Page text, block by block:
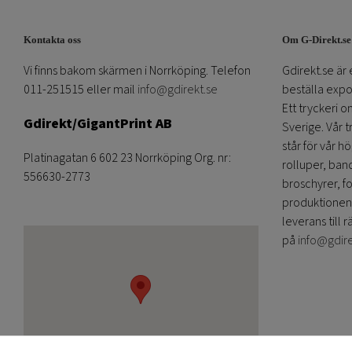
Kontakta oss
Vi finns bakom skärmen i Norrköping. Telefon
011-251515 eller mail info@gdirekt.se
Gdirekt/GigantPrint AB
Platinagatan 6 602 23 Norrköping Org. nr:
556630-2773
Om G-Direkt.se
Gdirekt.se
beställa
Ett tryckeri
Sverige. Vår
står för vår
rolluper,
broschyrer,
leverans till
på